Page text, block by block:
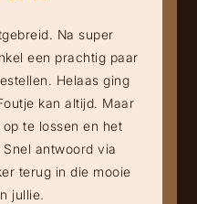
Na super
een prachtig paar
Helaas ging
kan altijd. Maar
te lossen en het
antwoord via
terug in die mooie
jullie.